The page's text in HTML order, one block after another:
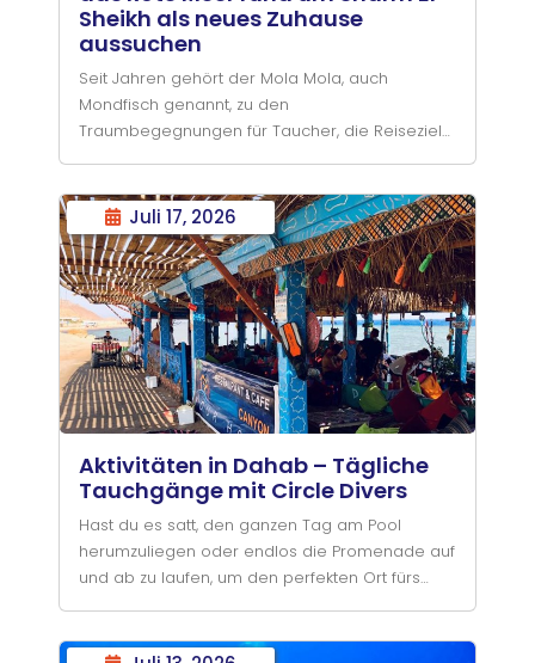
Sheikh als neues Zuhause
aussuchen
Seit Jahren gehört der Mola Mola, auch
Mondfisch genannt, zu den
Traumbegegnungen für Taucher, die Reiseziele
Tauchguides jedoch von einer steigenden
Anzahl von Sichtungen im Roten Meer berichtet,
insbesondere rund um Sharm El Sheikh.
Juli 17, 2026
Aktivitäten in Dahab – Tägliche
Tauchgänge mit Circle Divers
Hast du es satt, den ganzen Tag am Pool
herumzuliegen oder endlos die Promenade auf
und ab zu laufen, um den perfekten Ort fürs
paar Tage zu Besuch bist oder deinen